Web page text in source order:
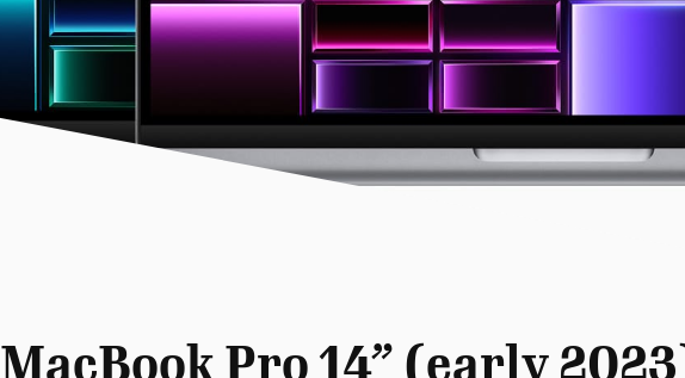
MacBook Pro 14” (early